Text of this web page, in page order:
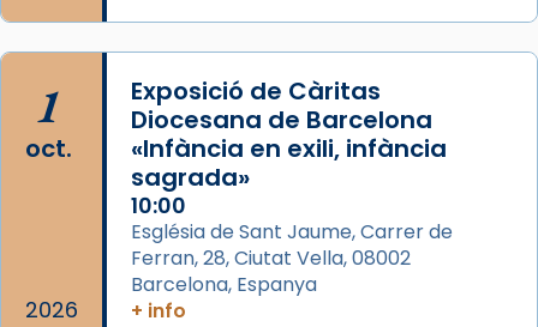
1
oct.
2026
Exposició de Càritas
Diocesana de Barcelona
«Infància en exili, infància
sagrada»
10:00
Església de Sant Jaume, Carrer de
Ferran, 28, Ciutat Vella, 08002
Barcelona, Espanya
+ info